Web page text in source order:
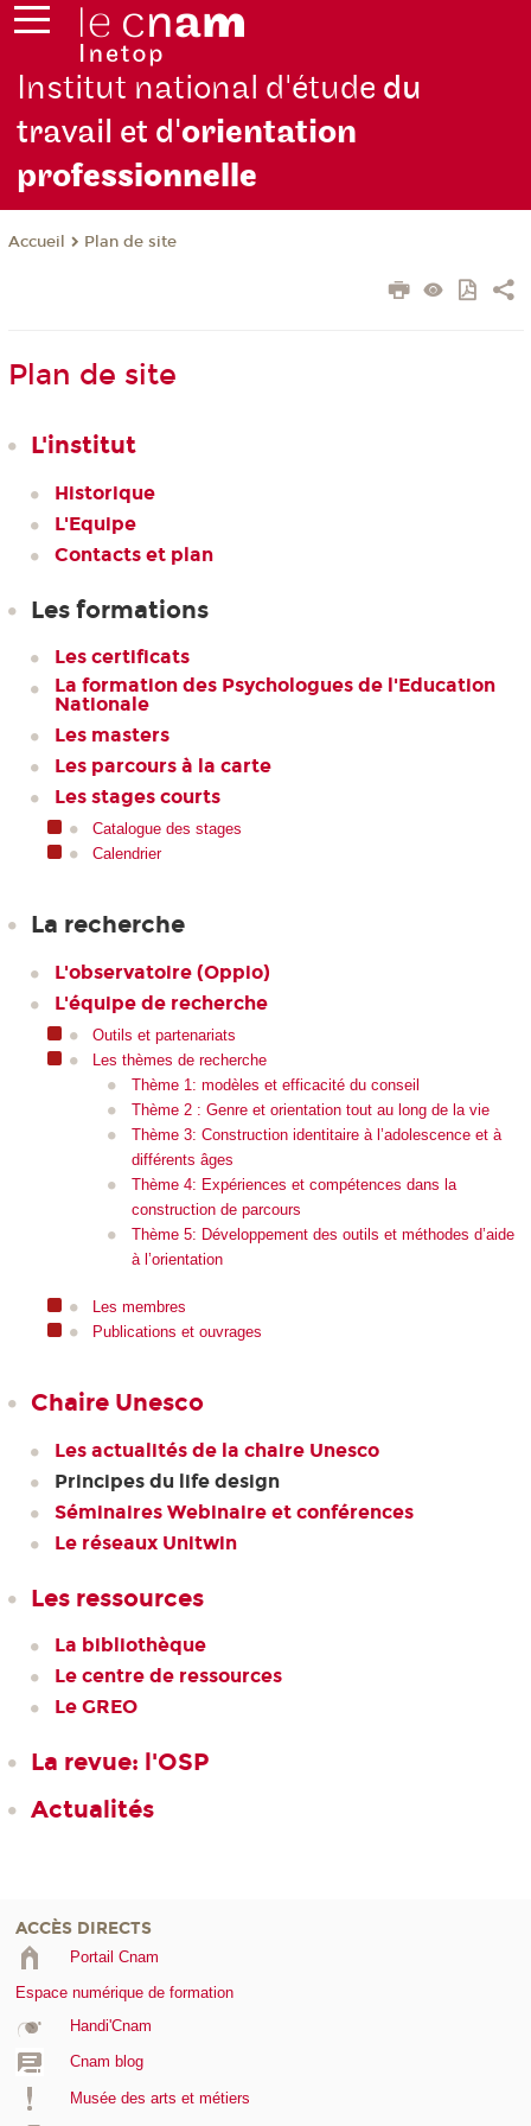
Institut national d'étude du
travail et d'orientation
professionnelle
Accueil Plan de site
Plan de site
L'institut
Historique
L'Equipe
Contacts et plan
Les formations
Les certificats
La formation des Psychologues de l'Education
Nationale
Les masters
Les parcours à la carte
Les stages courts
Catalogue des stages
Calendrier
La recherche
L'observatoire (Oppio)
L'équipe de recherche
Outils et partenariats
Les thèmes de recherche
Thème 1: modèles et efficacité du conseil
Thème 2 : Genre et orientation tout au long de la vie
Thème 3: Construction identitaire à l’adolescence et à
différents âges
Thème 4: Expériences et compétences dans la
construction de parcours
Thème 5: Développement des outils et méthodes d’aide
à l’orientation
Les membres
Publications et ouvrages
Chaire Unesco
Les actualités de la chaire Unesco
Principes du life design
Séminaires Webinaire et conférences
Le réseaux Unitwin
Les ressources
La bibliothèque
Le centre de ressources
Le GREO
La revue: l'OSP
Actualités
ACCÈS DIRECTS
Portail Cnam
Espace numérique de formation
Handi'Cnam
Cnam blog
Musée des arts et métiers